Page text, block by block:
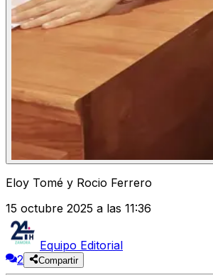
Eloy Tomé y Rocio Ferrero
15 octubre 2025 a las 11:36
Equipo Editorial
2
Compartir